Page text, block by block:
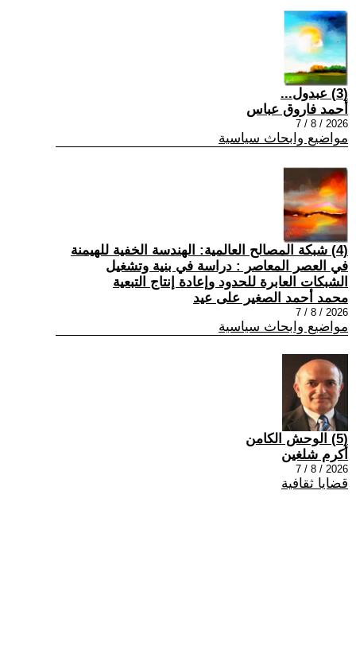
(3) عبدول...
أحمد فاروق عباس
2026 / 8 / 7
مواضيع وابحاث سياسية
(4) شبكة المصالح العالمية: الهندسة الخفية للهيمنة
في العصر المعاصر : دراسة في بنية وتشغيل
الشبكات العابرة للحدود وإعادة إنتاج التبعية
محمد أحمد الصغير على عيد
2026 / 8 / 7
مواضيع وابحاث سياسية
(5) الوحش الكامن
أكرم شلغين
2026 / 8 / 7
قضايا ثقافية